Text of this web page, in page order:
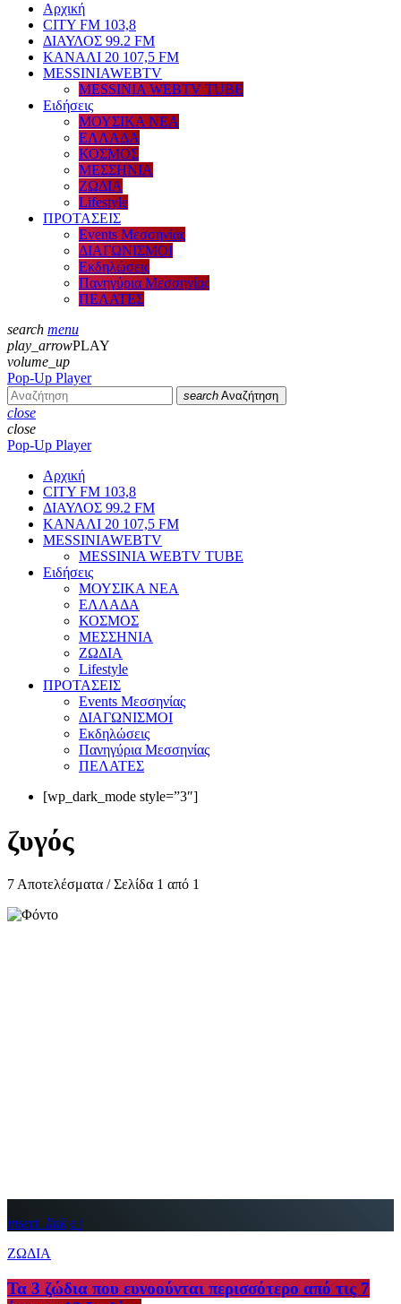
Αρχική
CITY FM 103,8
ΔΙΑΥΛΟΣ 99.2 FM
ΚΑΝΑΛΙ 20 107,5 FM
MESSINIAWEBTV
MESSINIA WEBTV TUBE
Eιδήσεις
ΜΟΥΣΙΚΑ ΝΕΑ
ΕΛΛΑΔΑ
ΚΟΣΜΟΣ
ΜΕΣΣΗΝΙΑ
ΖΩΔΙΑ
Lifestyle
ΠΡΟΤΑΣΕΙΣ
Events Μεσσηνίας
ΔΙΑΓΩΝΙΣΜΟΙ
Εκδηλώσεις
Πανηγύρια Μεσσηνίας
ΠΕΛΑΤΕΣ
search menu
play_arrowPLAY
volume_up
Pop-Up Player
search Αναζήτηση
close
close
Pop-Up Player
Αρχική
CITY FM 103,8
ΔΙΑΥΛΟΣ 99.2 FM
ΚΑΝΑΛΙ 20 107,5 FM
MESSINIAWEBTV
MESSINIA WEBTV TUBE
Eιδήσεις
ΜΟΥΣΙΚΑ ΝΕΑ
ΕΛΛΑΔΑ
ΚΟΣΜΟΣ
ΜΕΣΣΗΝΙΑ
ΖΩΔΙΑ
Lifestyle
ΠΡΟΤΑΣΕΙΣ
Events Μεσσηνίας
ΔΙΑΓΩΝΙΣΜΟΙ
Εκδηλώσεις
Πανηγύρια Μεσσηνίας
ΠΕΛΑΤΕΣ
[wp_dark_mode style=”3″]
ζυγός
7 Αποτελέσματα / Σελίδα 1 από 1
insert_link
ΖΩΔΙΑ
Τα 3 ζώδια που ευνοούνται περισσότερο από τις 7